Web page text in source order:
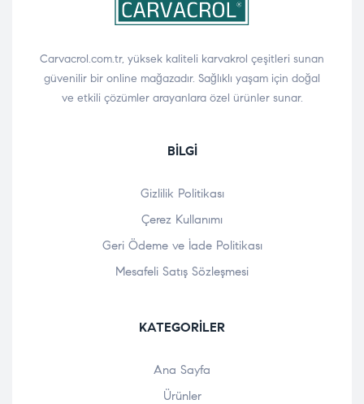
Carvacrol.com.tr, yüksek kaliteli karvakrol çeşitleri sunan
güvenilir bir online mağazadır. Sağlıklı yaşam için doğal
ve etkili çözümler arayanlara özel ürünler sunar.
BILGI
Gizlilik Politikası
Çerez Kullanımı
Geri Ödeme ve İade Politikası
Mesafeli Satış Sözleşmesi
KATEGORILER
Ana Sayfa
Ürünler